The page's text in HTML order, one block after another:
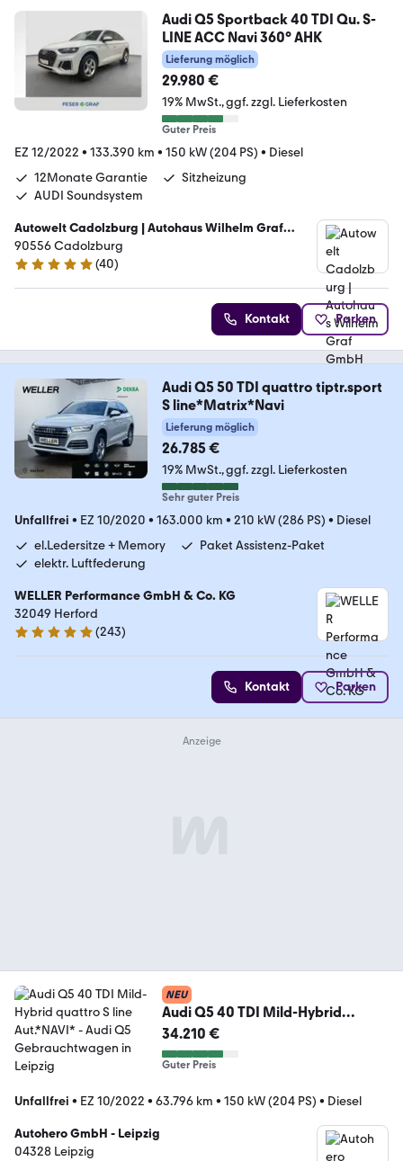
Audi Q5 Sportback 40 TDI Qu. S-
LINE ACC Navi 360° AHK
Lieferung möglich
29.980 €
19% MwSt. ggf. zzgl. Lieferkosten
Guter Preis
EZ 12/2022 • 133.390 km • 150 kW (204 PS) • Diesel
12Monate Garantie
Sitzheizung
AUDI Soundsystem
Autowelt Cadolzburg | Autohaus Wilhelm Graf
GmbH
90556 Cadolzburg
4.9 Sterne
(40)
Kontakt Parken
Audi Q5 50 TDI quattro tiptr.sport
S line*Matrix*Navi
Lieferung möglich
26.785 €
19% MwSt. ggf. zzgl. Lieferkosten
Sehr guter Preis
Unfallfrei • EZ 10/2020 • 163.000 km • 210 kW (286 PS) • Diesel
el.Ledersitze + Memory
Paket Assistenz-Paket
elektr. Luftfederung
WELLER Performance GmbH & Co. KG
32049 Herford
4.8 Sterne
(243)
Kontakt Parken
NEU
Audi Q5 40 TDI Mild-Hybrid
quattro S line Aut.*NAVI*
34.210 €
Guter Preis
Unfallfrei • EZ 10/2022 • 63.796 km • 150 kW (204 PS) • Diesel
Autohero GmbH - Leipzig
04328 Leipzig